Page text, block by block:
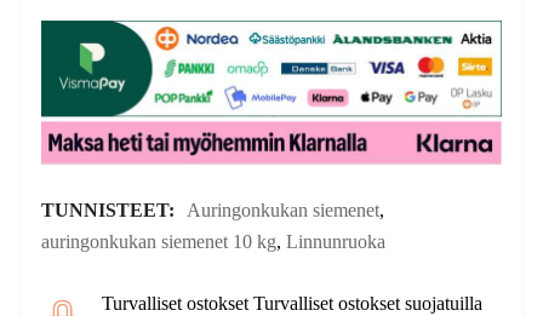
TUNNISTEET: Auringonkukan siemenet,
auringonkukan siemenet 10 kg,Linnunruoka
Turvalliset ostokset Turvalliset ostokset suojatuilla